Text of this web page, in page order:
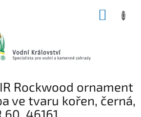
Rockwood ornament
ve tvaru kořen, černá,